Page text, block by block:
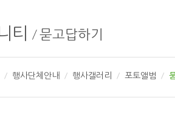
티 /묻고답하기
행사단체안내 행사갤러리 포토앨범